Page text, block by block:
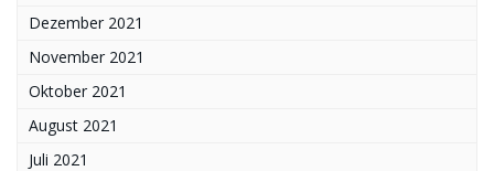
Dezember 2021
November 2021
Oktober 2021
August 2021
Juli 2021